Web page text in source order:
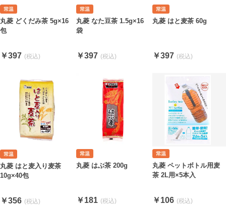
丸菱 どくだみ茶 5g×16
包
￥397
丸菱 なた豆茶 1.5g×16
袋
￥397
丸菱 はと麦茶 60g
￥397
丸菱 はと麦入り麦茶
10g×40包
￥356
丸菱 はぶ茶 200g
￥181
丸菱 ペットボトル用麦
茶 2L用×5本入
￥106